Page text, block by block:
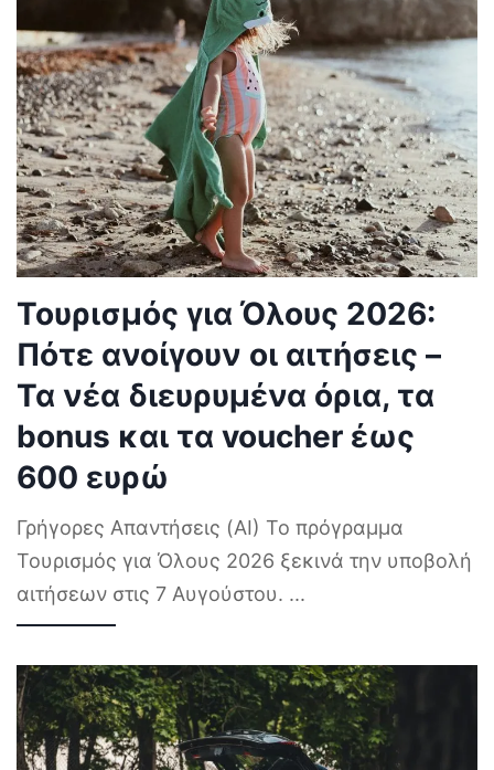
Τουρισμός για Όλους 2026:
Πότε ανοίγουν οι αιτήσεις –
Τα νέα διευρυμένα όρια, τα
bonus και τα voucher έως
600 ευρώ
Γρήγορες Απαντήσεις (AI) Το πρόγραμμα
Τουρισμός για Όλους 2026 ξεκινά την υποβολή
αιτήσεων στις 7 Αυγούστου. ...